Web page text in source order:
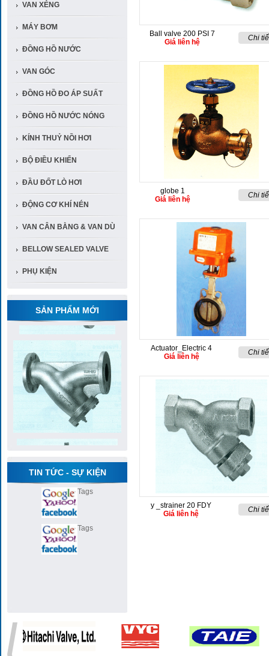
VAN XẺNG
MÁY BƠM
ĐỒNG HỒ NƯỚC
VAN GÓC
ĐỒNG HỒ ĐO ÁP SUẤT
ĐỒNG HỒ NƯỚC NÓNG
KÍNH THUỶ NỒI HƠI
BỘ ĐIỀU KHIỂN
ĐẦU ĐỐT LÒ HƠI
ĐỘNG CƠ KHÍ NÉN
VAN CÂN BẰNG & VAN DÙ
BELLOW SEALED VALVE
PHỤ KIỆN
SẢN PHẨM MỚI
TIN TỨC - SỰ KIỆN
Tags
Tags
Ball valve 200 PSI 7
Giá liên hệ
Chi
globe 1
Giá liên hệ
Chi
Actuator_Electric 4
Giá liên hệ
Chi
y _strainer 20 FDY
Giá liên hệ
Chi